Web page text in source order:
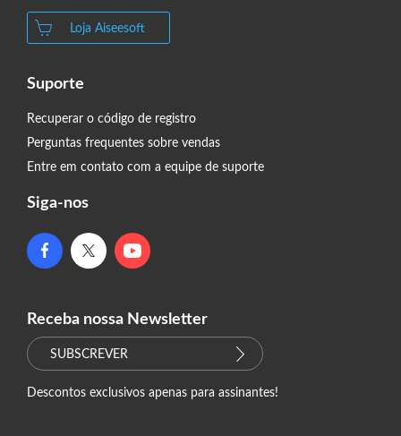
Loja Aiseesoft
Suporte
Recuperar o código de registro
Perguntas frequentes sobre vendas
Entre em contato com a equipe de suporte
Siga-nos
Receba nossa Newsletter
SUBSCREVER
Descontos exclusivos apenas para assinantes!